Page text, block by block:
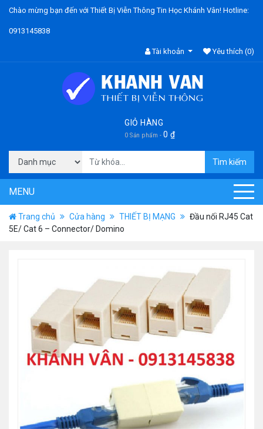
Chào mừng bạn đến với Thiết Bị Viễn Thông Tin Học Khánh Vân! Hotline:
0913145838
Tài khoản Yêu thích (0)
GIỎ HÀNG
0 Sản phẩm - 0 ₫
Tìm kiếm
MENU
Trang chủ Cửa hàng THIẾT BỊ MẠNG
Đầu nối RJ45 Cat
5E/ Cat 6 – Connector/ Domino